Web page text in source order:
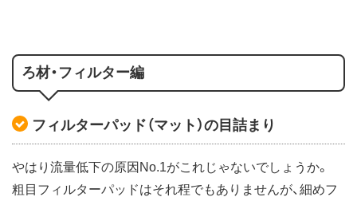
ろ材・フィルター編
フィルターパッド（マット）の目詰まり
やはり流量低下の原因No.1がこれじゃないでしょうか。
粗目フィルターパッドはそれ程でもありませんが、細めフ